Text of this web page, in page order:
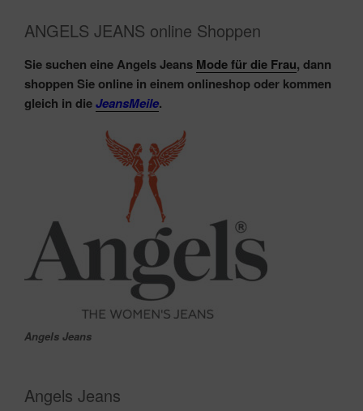
ANGELS JEANS online Shoppen
Sie suchen eine Angels Jeans Mode für die Frau, dann
shoppen Sie online in einem onlineshop oder kommen
gleich in dieJeansMeile.
Angels Jeans
Angels Jeans